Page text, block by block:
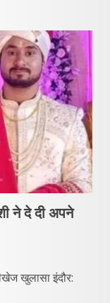
ने दे दी अपने
खुलासा इंदौर: